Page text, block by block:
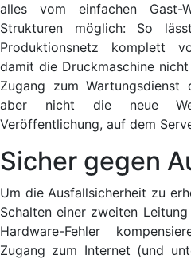
alles vom einfachen Gast-
Strukturen möglich: So
Produktionsnetz komplett
damit die Druckmaschine
Zugang zum
aber nicht die neue
Veröffentlichung, auf dem
Sicher gegen
Um die Ausfallsicherheit zu
Schalten einer zweiten
Hardware-Fehler
Zugang zum Internet (und